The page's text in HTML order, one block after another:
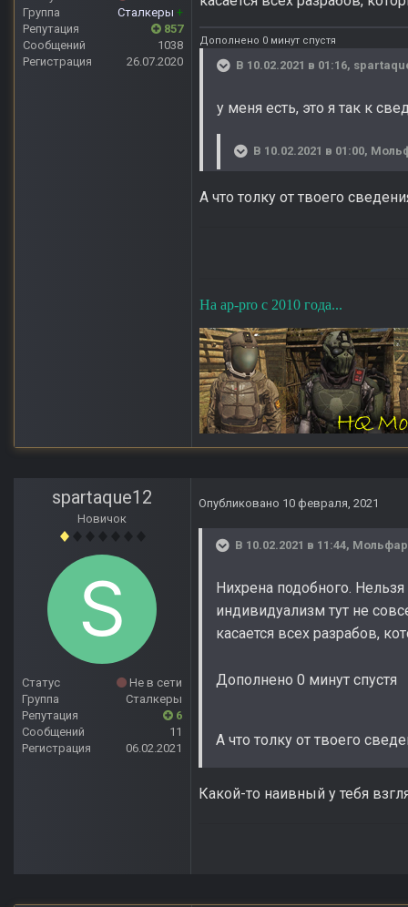
Группа
Сталкеры +
Репутация
857
Сообщений
1038
Регистрация
26.07.2020
Дополнено 0 минут спустя
В 10.02.2021 в 01:16,
у меня есть, это я так к
В 10.02.2021 в 01:00,
А что толку от твоего
На ap-pro с 2010 года...
spartaque12
Новичок
Статус
Не в сети
Группа
Сталкеры
Репутация
6
Сообщений
11
Регистрация
06.02.2021
Опубликовано 10 февраля, 2021
В 10.02.2021 в 11:44, Мольфар
Нихрена подобного.
индивидуализм тут не
касается всех разрабов,
Дополнено 0 минут спустя
А что толку от твоего
Какой-то наивный у тебя